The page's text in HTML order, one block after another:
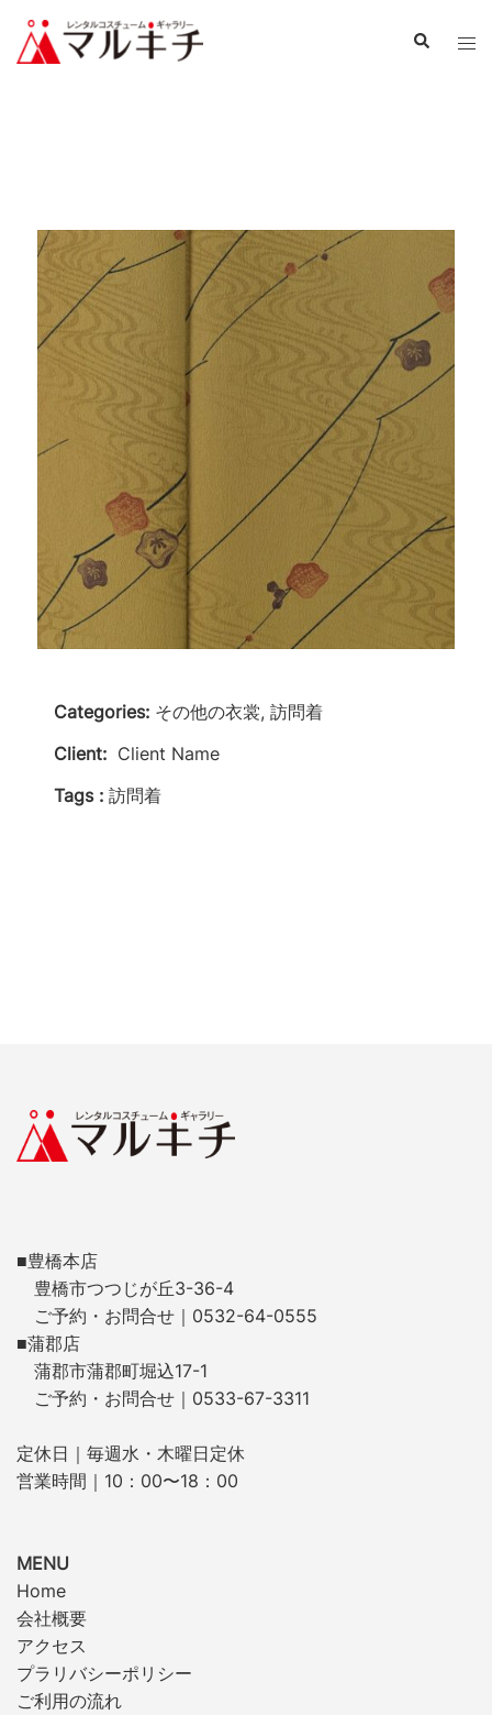
Categories: その他の衣裳, 訪問着
Client: Client Name
Tags : 訪問着
■豊橋本店
豊橋市つつじが丘3-36-4
ご予約・お問合せ｜0532-64-0555
■蒲郡店
蒲郡市蒲郡町堀込17-1
ご予約・お問合せ｜0533-67-3311
定休日｜毎週水・木曜日定休
営業時間｜10：00〜18：00
MENU
Home
会社概要
アクセス
プラリバシーポリシー
ご利用の流れ